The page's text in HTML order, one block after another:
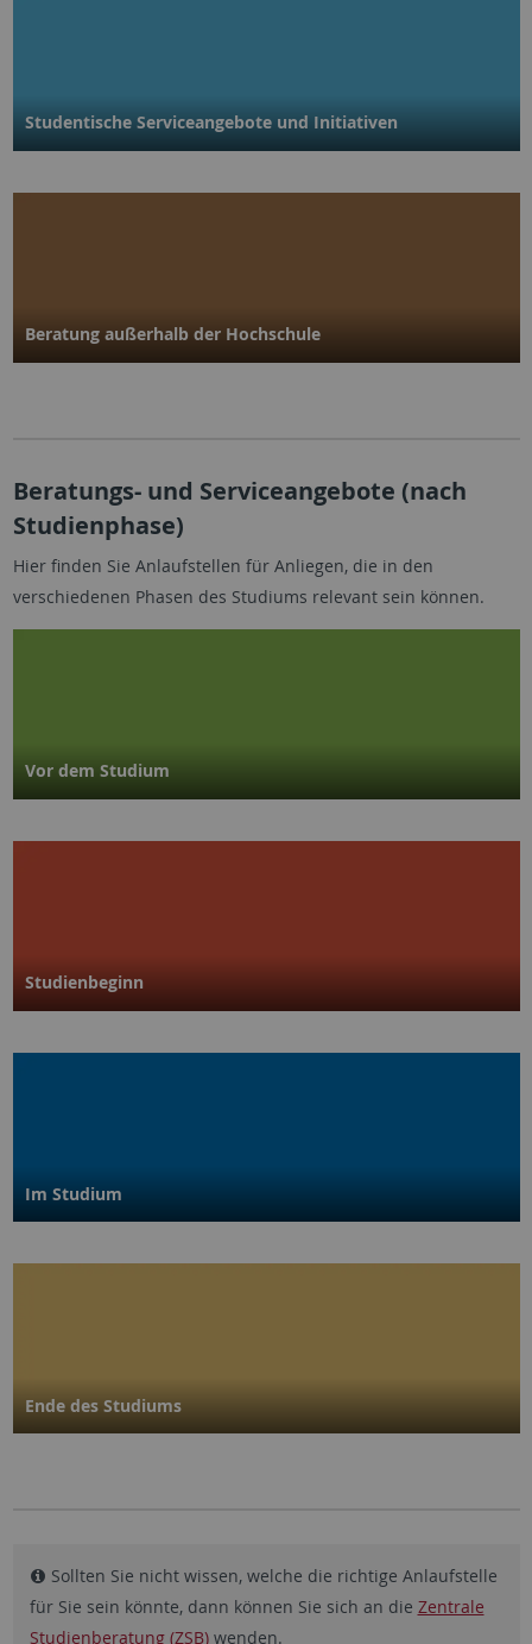
Studentische Service­angebote und Initiativen
Beratung außerhalb der Hochschule
Beratungs- und Serviceangebote (nach
Studienphase)
Hier finden Sie Anlaufstellen für Anliegen, die in den
verschiedenen Phasen des Studiums relevant sein können.
Vor dem Studium
Studienbeginn
Im Studium
Ende des Studiums
Sollten Sie nicht wissen, welche die richtige Anlaufstelle
für Sie sein könnte, dann können Sie sich an die Zentrale
Studienberatung (ZSB)wenden.